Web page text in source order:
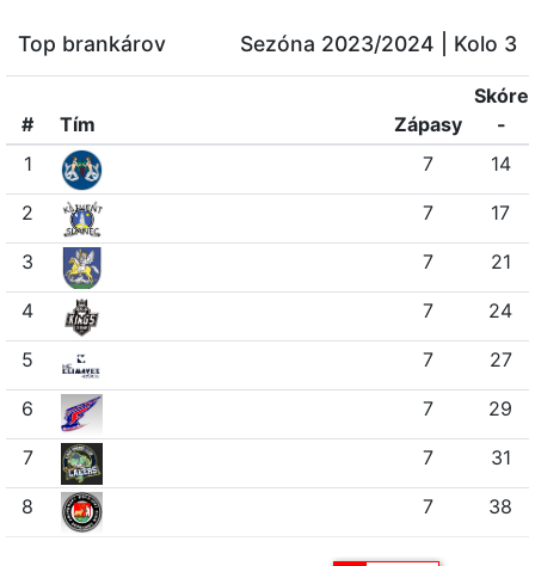
Top brankárov Sezóna 2023/2024 | Kolo 3
# Tím Zápasy
Skóre
-
1
7 14
2 7 17
3 7 21
4 7 24
5 7 27
6 7 29
7 7 31
8 7 38